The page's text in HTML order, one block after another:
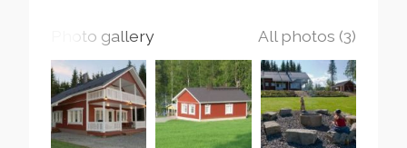
Photo gallery All photos (3)